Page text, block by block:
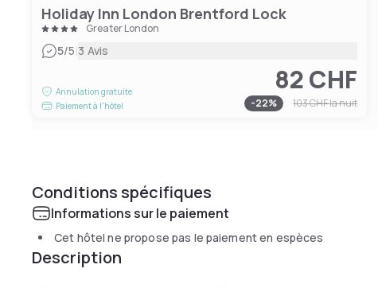
Holiday Inn London Brentford Lock
Greater London
5/5|3 Avis
Annulation gratuite
Paiement à l'hôtel
82 CHF
-22% 103 CHFla nuit
Conditions spécifiques
Informations sur le paiement
Cet hôtel ne propose pas le paiement en espèces
Description